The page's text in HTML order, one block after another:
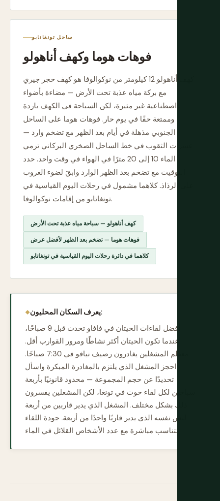
ساحل تونغاتابو
فوهات هوما وكهف أناهولو
كهف أناهولو 12 كيلومتر من نوكوالوفا هو كهف حجر جيري
مع بركة مياه عذبة تحت الأرض — مضاءة بأضواء
اصطناعية غير مثيرة، لكن السباحة في الكهف باردة
وممتعة حقًا في يوم حار. فوهات هوما على الساحل
الجنوبي مذهلة في أيام بعد الظهر مع تضخم وارد —
عشرات الثقوب في خط الساحل الصخري البركاني ترمي
الماء 10 إلى 20 مترًا في الهواء في وقت واحد. حدد
التوقيت مع تضخم بعد الظهر الوارد وابقَ لضوء الغروب
على الرذاذ. كلاهما مشمول في رحلات اليوم القياسية في
تونغاتابو من إقامات نوكوالوفا.
كهف أناهولو — سباحة مياه عذبة تحت الأرض
فوهات هوما — تضخم بعد الظهر لأفضل عرض
كلاهما في دائرة رحلات اليوم القياسية في تونغاتابو
يعرف السكان المحليون:
أفضل لقاءات الحيتان في فافاو تحدث قبل 9 صباحًا،
عندما تكون الحيتان أكثر نشاطًا ومرور القوارب أقل.
معظم المشغلين يغادرون رصيف نيافو في 7:30 صباحًا.
احجز المشغل الذي يلتزم بالمغادرة المبكرة واسأل
تحديدًا عن حجم المجموعة — محدود قانونيًا بأربعة
سباحين لكل لقاء حوت في تونغا، لكن المشغلين يفسرون
ذلك بشكل مختلف. المشغل الذي يدير قاربين من أربعة
ليس نفسه الذي يدير قاربًا واحدًا من أربعة. جودة اللقاء